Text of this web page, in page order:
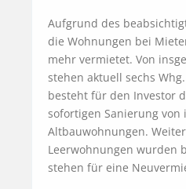
Aufgrund des
die Wohnungen bei
mehr vermietet. Von
stehen aktuell sechs
besteht für den Investor
sofortigen Sanierung von
Altbauwohnungen.
Leerwohnungen wurden
stehen für eine